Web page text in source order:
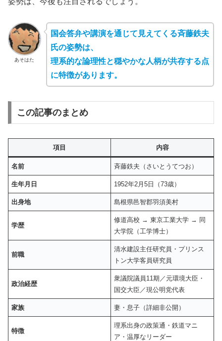
あそはた
国会答弁や講演を通じて見えてくる斉藤鉄夫
氏の姿勢は、
理系的な論理性と穏やかな人柄が共存する点
に特徴があります。
この記事のまとめ
項目 内容
名前 斉藤鉄夫（さいとうてつお）
生年月日 1952年2月5日（73歳）
出身地 島根県邑智郡羽須美村
学歴
修道高校 → 東京工業大学 → 同
大学院（工学博士）
前職
清水建設主任研究員・プリンス
トン大学客員研究員
政治経歴
衆議院議員11期／元環境大臣・
国交大臣／現公明党代表
家族 妻・息子（詳細非公開）
特徴
理系出身の政策通・鉄道マニ
ア・温厚なリーダー